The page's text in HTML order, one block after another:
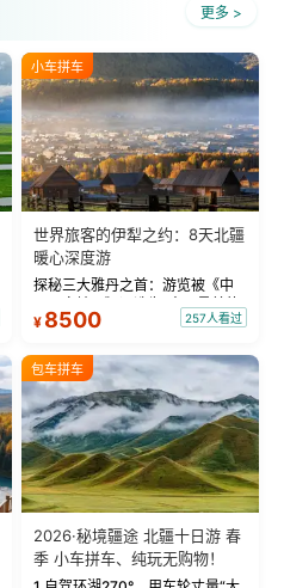
更多 >
小车拼车
世界旅客的伊犁之约：8天北疆
暖心深度游
探秘三大雅丹之首：游览被《中
国国家地理》评选为“中国最美的
三大雅丹”第一名的克拉玛依魔鬼
瓦人最大村落——禾木村，欣赏
晨雾与小木...
¥ 8500 257人看过
包车拼车
2026·秘境疆途 北疆十日游 春
季 小车拼车、纯玩无购物！